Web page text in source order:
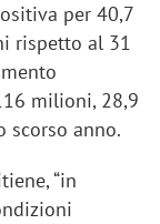
per 40,7
rispetto al 31
milioni, 28,9
anno.
“in